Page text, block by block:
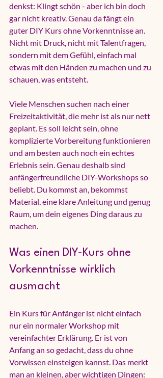
denkst: Klingt schön - aber ich bin doch
gar nicht kreativ. Genau da fängt ein
guter DIY Kurs ohne Vorkenntnisse an.
Nicht mit Druck, nicht mit Talentfragen,
sondern mit dem Gefühl, einfach mal
etwas mit den Händen zu machen und zu
schauen, was entsteht.
Viele Menschen suchen nach einer
Freizeitaktivität, die mehr ist als nur nett
geplant. Es soll leicht sein, ohne
komplizierte Vorbereitung funktionieren
und am besten auch noch ein echtes
Erlebnis sein. Genau deshalb sind
anfängerfreundliche DIY-Workshops so
beliebt. Du kommst an, bekommst
Material, eine klare Anleitung und genug
Raum, um dein eigenes Ding daraus zu
machen.
Was einen DIY-Kurs ohne
Vorkenntnisse wirklich
ausmacht
Ein Kurs für Anfänger ist nicht einfach
nur ein normaler Workshop mit
vereinfachter Erklärung. Er ist von
Anfang an so gedacht, dass du ohne
Vorwissen einsteigen kannst. Das merkt
man an kleinen, aber wichtigen Dingen: